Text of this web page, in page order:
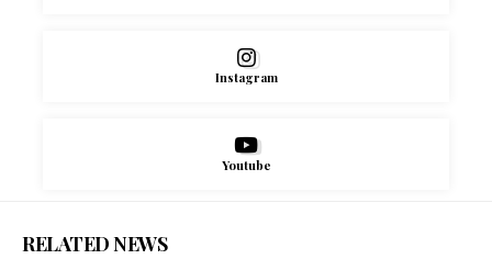
Instagram
Youtube
RELATED NEWS